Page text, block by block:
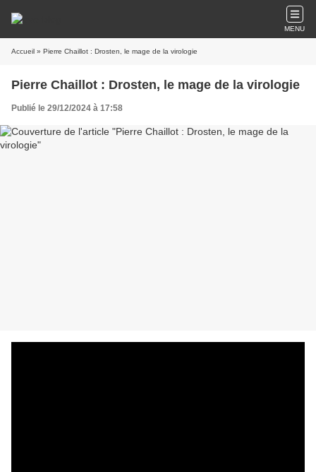
MENU
Accueil » Pierre Chaillot : Drosten, le mage de la virologie
Pierre Chaillot : Drosten, le mage de la virologie
Publié le 29/12/2024 à 17:58